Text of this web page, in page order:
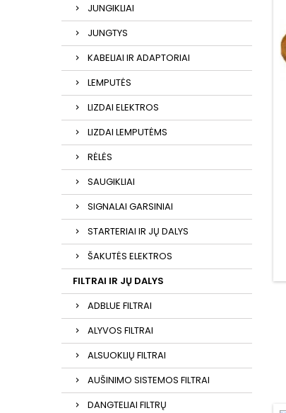
JUNGIKLIAI
JUNGTYS
KABELIAI IR ADAPTORIAI
LEMPUTĖS
LIZDAI ELEKTROS
LIZDAI LEMPUTĖMS
RĖLĖS
SAUGIKLIAI
SIGNALAI GARSINIAI
STARTERIAI IR JŲ DALYS
ŠAKUTĖS ELEKTROS
FILTRAI IR JŲ DALYS
ADBLUE FILTRAI
ALYVOS FILTRAI
ALSUOKLIŲ FILTRAI
AUŠINIMO SISTEMOS FILTRAI
DANGTELIAI FILTRŲ